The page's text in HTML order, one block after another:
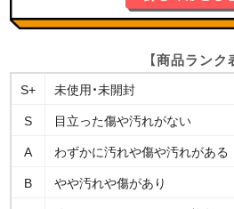
【商品ランク
S+
未使用・未開封
S
目立った傷や汚れがない
A
わずかに汚れや傷や汚れがある
B
やや汚れや傷があり